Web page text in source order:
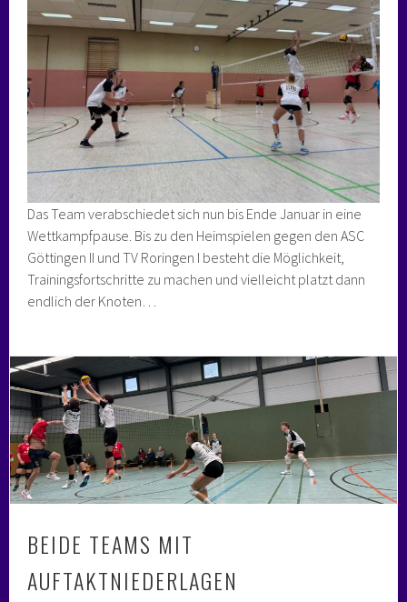
Das Team verabschiedet sich nun bis Ende Januar in eine
Wettkampfpause. Bis zu den Heimspielen gegen den ASC
Göttingen II und TV Roringen I besteht die Möglichkeit,
Trainingsfortschritte zu machen und vielleicht platzt dann
endlich der Knoten…
BEIDE TEAMS MIT
AUFTAKTNIEDERLAGEN